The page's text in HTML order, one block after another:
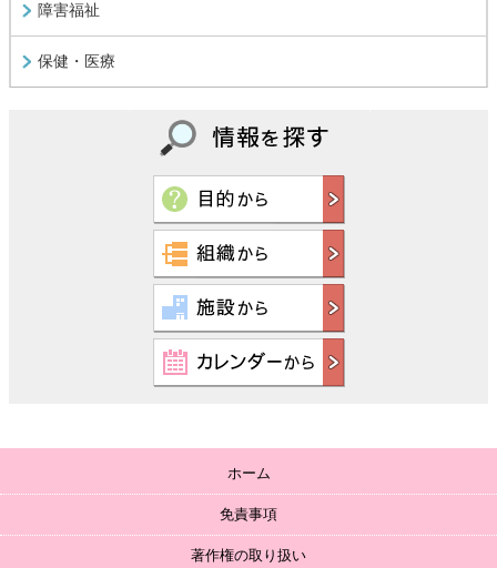
障害福祉
保健・医療
ホーム
免責事項
著作権の取り扱い